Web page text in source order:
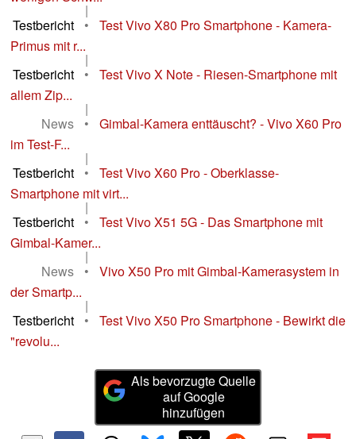
|
Testbericht
•
Test Vivo X80 Pro Smartphone - Kamera-
Primus mit r...
|
Testbericht
•
Test Vivo X Note - Riesen-Smartphone mit
allem Zip...
|
News
•
Gimbal-Kamera enttäuscht? - Vivo X60 Pro
im Test-F...
|
Testbericht
•
Test Vivo X60 Pro - Oberklasse-
Smartphone mit virt...
|
Testbericht
•
Test Vivo X51 5G - Das Smartphone mit
Gimbal-Kamer...
|
News
•
Vivo X50 Pro mit Gimbal-Kamerasystem in
der Smartp...
|
Testbericht
•
Test Vivo X50 Pro Smartphone - Bewirkt die
"revolu...
Als bevorzugte Quelle
auf Google
hinzufügen